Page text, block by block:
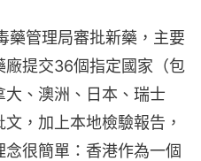
藥管理局審批新藥，主要
廠提交36個指定國家（包
、澳洲、日本、瑞士
，加上本地檢驗報告，
很簡單：香港作為一個